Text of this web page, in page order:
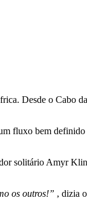
Desde o Cabo
fluxo bem
solitário Amyr
os outros!” , dizia